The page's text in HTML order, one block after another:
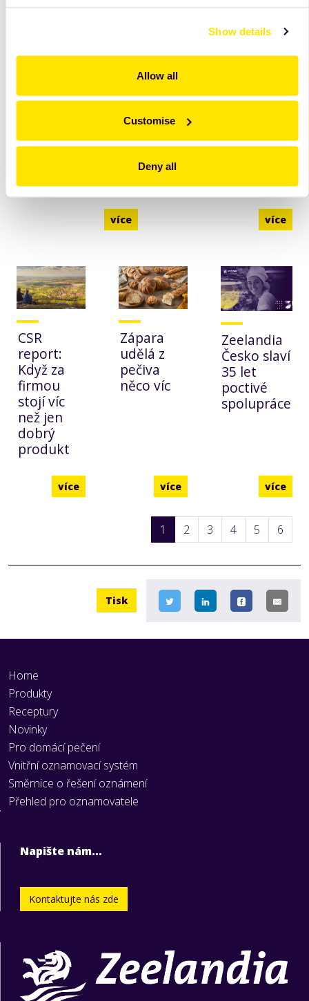
Show details
Allow all
Customise
Deny all
znamená pro
cukrářské provozy
více
Náplně v
sáčcích
více
CSR
report:
Když za
firmou
stojí víc
než jen
dobrý
produkt
více
Zápara
udělá z
pečiva
něco víc
více
Zeelandia
Česko slaví
35 let
poctivé
spolupráce
více
1 2 3 4 5 6
Tisk
Home
Produkty
Receptury
Novinky
Pro domácí pečení
Vnitřní oznamovací systém
Směrnice o řešení oznámení
Přehled pro oznamovatele
Napište nám…
Kontaktujte nás zde